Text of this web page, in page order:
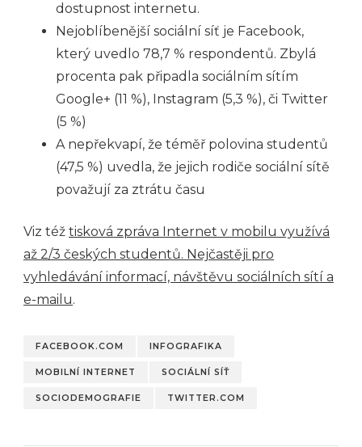
dostupnost internetu.
Nejoblíbenější sociální síť je Facebook,
který uvedlo 78,7 % respondentů. Zbylá
procenta pak připadla sociálním sítím
Google+ (11 %), Instagram (5,3 %), či Twitter
(5 %)
A nepřekvapí, že téměř polovina studentů
(47,5 %) uvedla, že jejich rodiče sociální sítě
považují za ztrátu času
Viz též tisková zpráva Internet v mobilu využívá
až 2/3 českých studentů. Nejčastěji pro
vyhledávání informací, návštěvu sociálních sítí a
e-mailu.
FACEBOOK.COM INFOGRAFIKA
MOBILNÍ INTERNET SOCIÁLNÍ SÍŤ
SOCIODEMOGRAFIE TWITTER.COM